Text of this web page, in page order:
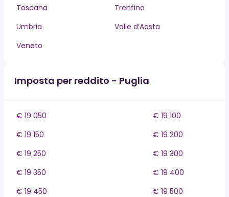
Toscana
Trentino
Umbria
Valle d’Aosta
Veneto
Imposta per reddito - Puglia
€ 19 050
€ 19 100
€ 19 150
€ 19 200
€ 19 250
€ 19 300
€ 19 350
€ 19 400
€ 19 450
€ 19 500